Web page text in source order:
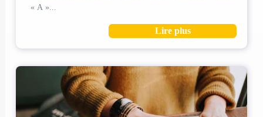
« A »...
Lire plus